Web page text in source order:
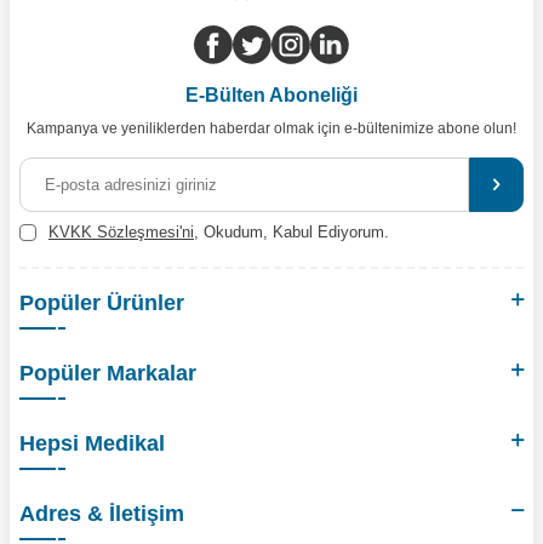
E-Bülten Aboneliği
Kampanya ve yeniliklerden haberdar olmak için e-bültenimize abone olun!
KVKK Sözleşmesi'ni , Okudum, Kabul Ediyorum.
Popüler Ürünler
Popüler Markalar
Hepsi Medikal
Adres & İletişim